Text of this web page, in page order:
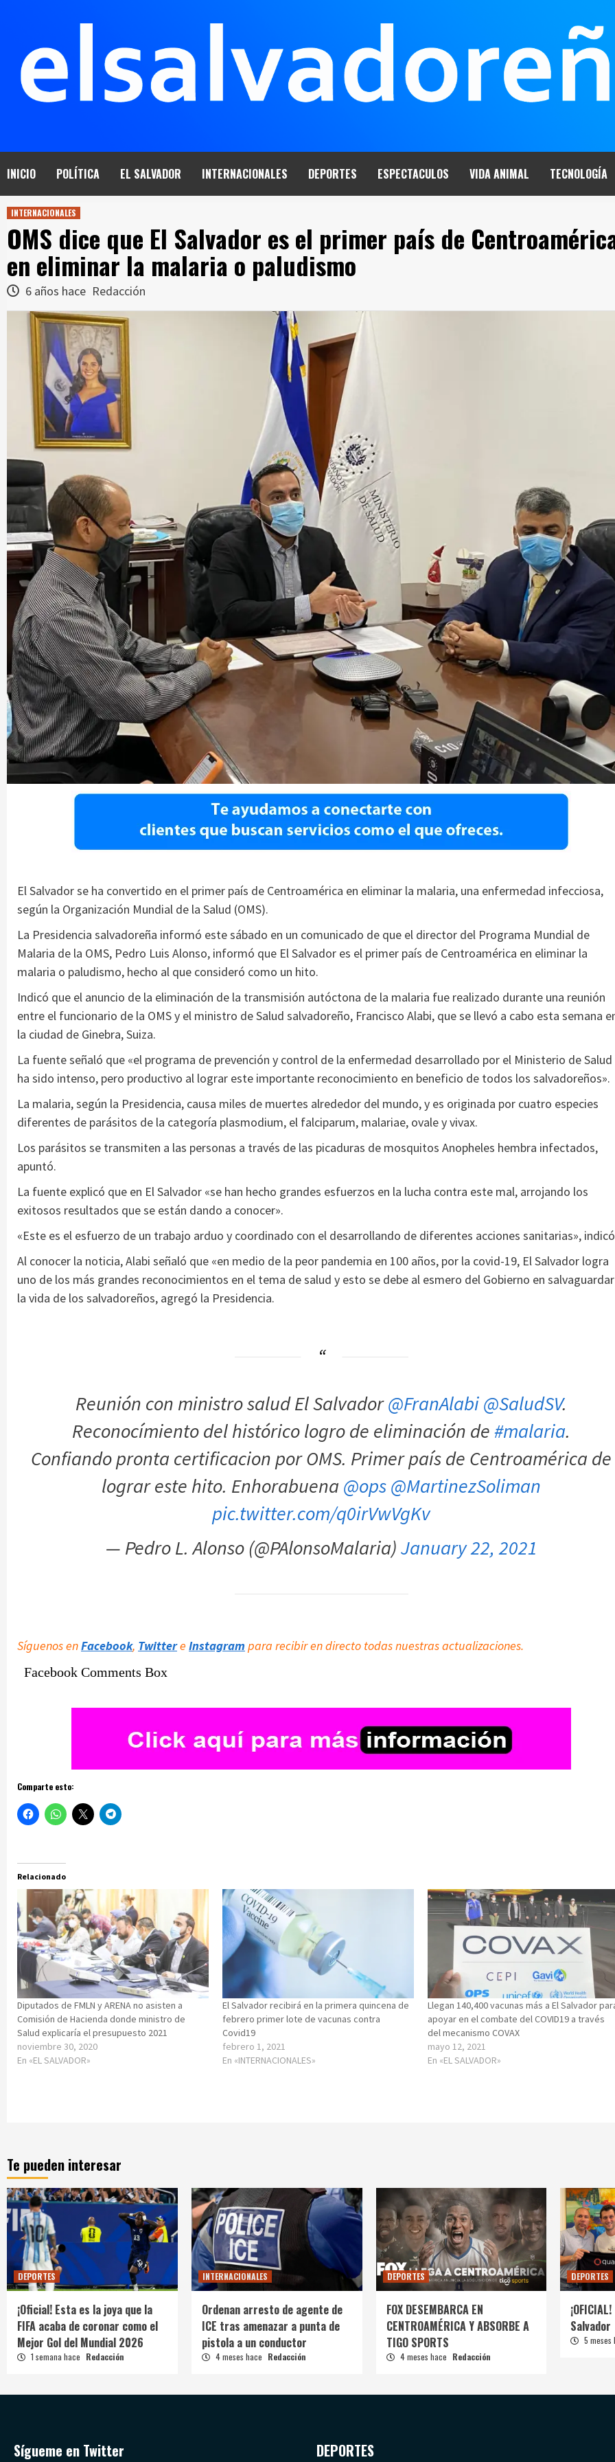
INICIO POLÍTICA EL SALVADOR INTERNACIONALES DEPORTES ESPECTACULOS VIDA ANIMAL TECNOLOGÍA
INTERNACIONALES
OMS dice que El Salvador es el primer país de
en eliminar la malaria o paludismo
6 años hace Redacción
El Salvador se ha convertido en el primer país de Centroamérica en eliminar la malaria, una enfermedad infecciosa,
según la Organización Mundial de la Salud (OMS).
La Presidencia salvadoreña informó este sábado en un comunicado de que el director del Programa Mundial de
Malaria de la OMS, Pedro Luis Alonso, informó que El Salvador es el primer país de Centroamérica en eliminar la
malaria o paludismo, hecho al que consideró como un hito.
Indicó que el anuncio de la eliminación de la transmisión autóctona de la malaria fue realizado durante una reunión
entre el funcionario de la OMS y el ministro de Salud salvadoreño, Francisco Alabi, que se llevó a cabo esta semana
la ciudad de Ginebra, Suiza.
La fuente señaló que «el programa de prevención y control de la enfermedad desarrollado por el Ministerio de Salud
ha sido intenso, pero productivo al lograr este importante reconocimiento en beneficio de todos los salvadoreños».
La malaria, según la Presidencia, causa miles de muertes alrededor del mundo, y es originada por cuatro especies
diferentes de parásitos de la categoría plasmodium, el falciparum, malariae, ovale y vivax.
Los parásitos se transmiten a las personas a través de las picaduras de mosquitos Anopheles hembra infectados,
apuntó.
La fuente explicó que en El Salvador «se han hecho grandes esfuerzos en la lucha contra este mal, arrojando los
exitosos resultados que se están dando a conocer».
«Este es el esfuerzo de un trabajo arduo y coordinado con el desarrollando de diferentes acciones sanitarias»,
Al conocer la noticia, Alabi señaló que «en medio de la peor pandemia en 100 años, por la covid-19, El Salvador logra
uno de los más grandes reconocimientos en el tema de salud y esto se debe al esmero del Gobierno en salvaguardar
la vida de los salvadoreños, agregó la Presidencia.
Reunión con ministro salud El Salvador ⁦@FranAlabi@SaludSV⁩.
Reconocímiento del histórico logro de eliminación de#malaria.
Confiando pronta certificacion por OMS. Primer país de Centroamérica de
lograr este hito. Enhorabuena @ops@MartinezSoliman
pic.twitter.com/q0irVwVgKv
— Pedro L. Alonso (@PAlonsoMalaria)January 22, 2021
Síguenos enFacebook, Twittere Instagram para recibir en directo todas nuestras actualizaciones.
Facebook Comments Box
Comparte esto:
Relacionado
Diputados de FMLN y ARENA no asisten a
Comisión de Hacienda donde ministro de
Salud explicaría el presupuesto 2021
noviembre 30, 2020
En «EL SALVADOR»
El Salvador recibirá en la primera quincena de
febrero primer lote de vacunas contra
Covid19
febrero 1, 2021
En «INTERNACIONALES»
Llegan 140,400 vacunas más a El Salvador
apoyar en el combate del COVID19 a través
del mecanismo COVAX
mayo 12, 2021
En «EL SALVADOR»
Te pueden interesar
DEPORTES
¡Oficial! Esta es la joya que la
FIFA acaba de coronar como el
Mejor Gol del Mundial 2026
1 semana hace Redacción
INTERNACIONALES
Ordenan arresto de agente de
ICE tras amenazar a punta de
pistola a un conductor
4 meses hace Redacción
DEPORTES
FOX DESEMBARCA EN
CENTROAMÉRICA Y ABSORBE A
TIGO SPORTS
4 meses hace Redacción
DEPORTES
Salvador
5
Sígueme en Twitter DEPORTES